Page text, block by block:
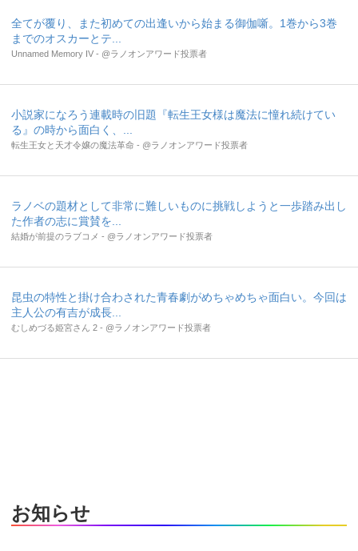
全てが覆り、また初めての出逢いから始まる御伽噺。1巻から3巻
までのオスカーとテ...
Unnamed Memory IV - @ラノオンアワード投票者
小説家になろう連載時の旧題『転生王女様は魔法に憧れ続けてい
る』の時から面白く、...
転生王女と天才令嬢の魔法革命 - @ラノオンアワード投票者
ラノベの題材として非常に難しいものに挑戦しようと一歩踏み出し
た作者の志に賞賛を...
結婚が前提のラブコメ - @ラノオンアワード投票者
昆虫の特性と掛け合わされた青春劇がめちゃめちゃ面白い。今回は
主人公の有吉が成長...
むしめづる姫宮さん 2 - @ラノオンアワード投票者
お知らせ